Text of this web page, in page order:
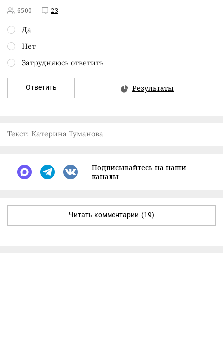
6500 23
Да
Нет
Затрудняюсь ответить
Ответить Результаты
Текст: Катерина Туманова
Подписывайтесь на наши
каналы
Читать комментарии (19)